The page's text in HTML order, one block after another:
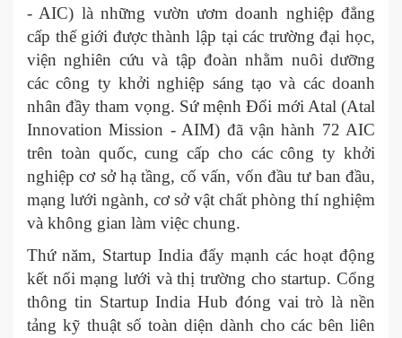
- AIC) là những vườn ươm doanh nghiệp đẳng
cấp thế giới được thành lập tại các trường đại học,
viện nghiên cứu và tập đoàn nhằm nuôi dưỡng
các công ty khởi nghiệp sáng tạo và các doanh
nhân đầy tham vọng. Sứ mệnh Đổi mới Atal (Atal
Innovation Mission - AIM) đã vận hành 72 AIC
trên toàn quốc, cung cấp cho các công ty khởi
nghiệp cơ sở hạ tầng, cố vấn, vốn đầu tư ban đầu,
mạng lưới ngành, cơ sở vật chất phòng thí nghiệm
và không gian làm việc chung.
Thứ năm, Startup India đẩy mạnh các hoạt động
kết nối mạng lưới và thị trường cho startup. Cổng
thông tin Startup India Hub đóng vai trò là nền
tảng kỹ thuật số toàn diện dành cho các bên liên